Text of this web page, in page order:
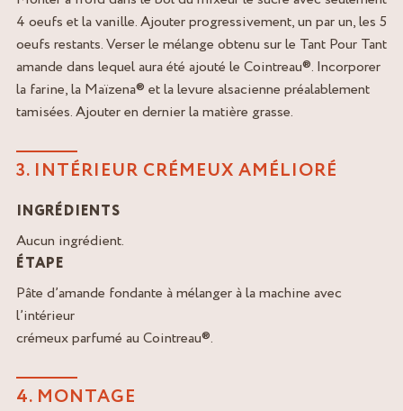
4 oeufs et la vanille. Ajouter progressivement, un par un, les 5
oeufs restants. Verser le mélange obtenu sur le Tant Pour Tant
amande dans lequel aura été ajouté le Cointreau®. Incorporer
la farine, la Maïzena® et la levure alsacienne préalablement
tamisées. Ajouter en dernier la matière grasse.
3. INTÉRIEUR CRÉMEUX AMÉLIORÉ
INGRÉDIENTS
Aucun ingrédient.
ÉTAPE
Pâte d’amande fondante à mélanger à la machine avec
l’intérieur
crémeux parfumé au Cointreau®.
4. MONTAGE